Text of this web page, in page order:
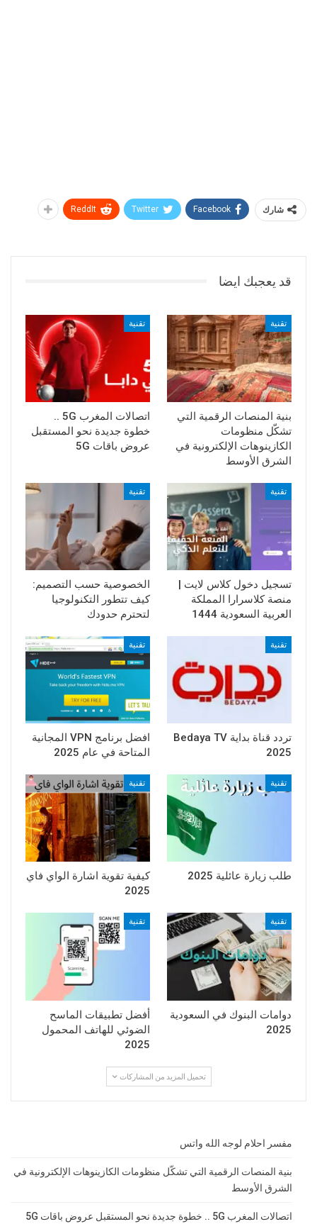
شارك Facebook
Twitter
ReddIt
قد يعجبك ايضا
تقنية
بنية المنصات الرقمية التي
تشكّل منظومات
الكازينوهات الإلكترونية في
الشرق الأوسط
تقنية
اتصالات المغرب 5G ..
خطوة جديدة نحو المستقبل
عروض باقات 5G
تقنية
تسجيل دخول كلاس لايت |
منصة كلاسرارا المملكة
العربية السعودية 1444
تقنية
الخصوصية حسب التصميم:
كيف تتطور التكنولوجيا
لتحترم حدودك
تقنية
تردد قناة بداية Bedaya TV
2025
تقنية
افضل برنامج VPN المجانية
المتاحة في عام 2025
تقنية
طلب زيارة عائلية 2025
تقنية
كيفية تقوية اشارة الواي فاي
2025
تقنية
دوامات البنوك في السعودية
2025
تقنية
أفضل تطبيقات الماسح
الضوئي للهاتف المحمول
2025
تحميل المزيد من المشاركات
مفسر احلام لوجه الله واتس
بنية المنصات الرقمية التي تشكّل منظومات الكازينوهات الإلكترونية في
الشرق الأوسط
اتصالات المغرب 5G .. خطوة جديدة نحو المستقبل عروض باقات 5G